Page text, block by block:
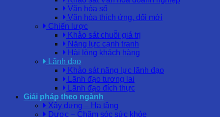
Văn hóa số
Văn hóa thích ứng, đổi mới
Chiến lược
Khảo sát chuỗi giá trị
Năng lực cạnh tranh
Hài lòng khách hàng
Lãnh đạo
Khảo sát năng lực lãnh đạo
Lãnh đạo tương lai
Lãnh đạo đích thực
Giải pháp theo ngành
Xây dựng – Hạ tầng
Dược – Chăm sóc sức khỏe